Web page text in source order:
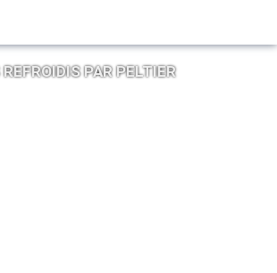
PAR PELTIER